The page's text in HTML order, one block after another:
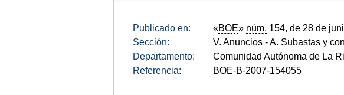
Publicado en: «BOE» núm. 154, de 28 de
Sección:
V. Anuncios - A. Subastas y
Departamento:
Comunidad Autónoma de La
Referencia:
BOE-B-2007-154055